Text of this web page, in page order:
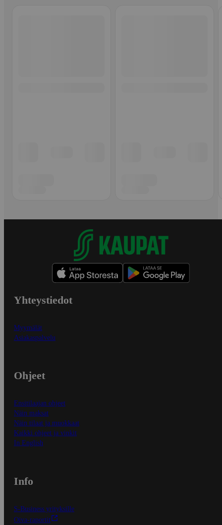
Yhteystiedot
Myymälät
Asiakaspalvelu
Ohjeet
Ensitilaajan ohjeet
Näin maksat
Näin tilaat ja muokkaat
Kaikki ohjeet ja vinkit
In English
Info
S-Business yrityksille
Oiva-raportit